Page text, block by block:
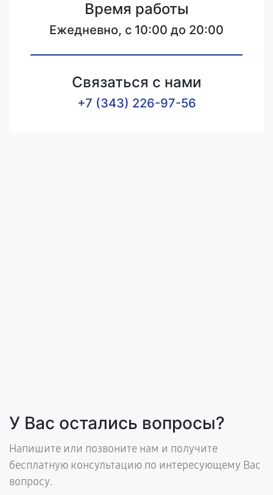
Время работы
Ежедневно, с 10:00 до 20:00
Связаться с нами
+7 (343) 226-97-56
У Вас остались вопросы?
Напишите или позвоните нам и получите
бесплатную консультацию по интересующему Вас
вопросу.